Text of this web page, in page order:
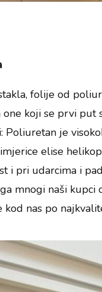
folije od
one koji se prvi
Poliuretan je
elise
i pri udarcima i
mnogi naši
kod nas po